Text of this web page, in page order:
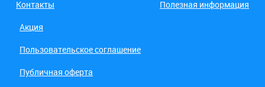
Контакты
Полезная информация
Акция
Пользовательское соглашение
Публичная оферта